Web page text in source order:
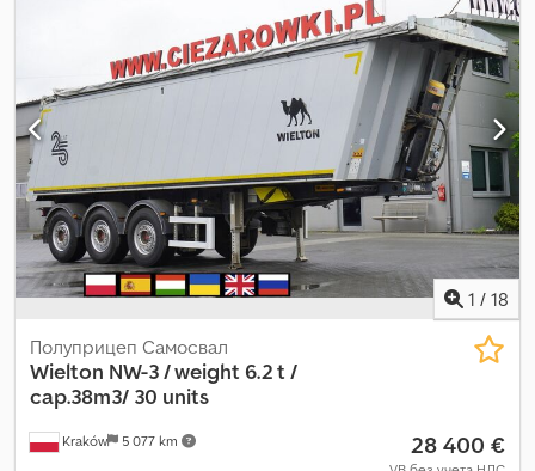
воздух, Год выпуска:2024,
ABS , Wielton NW-3 / масса 6,2 т / объём 38 м³ /
электропривод крыши / тефлоновое покрытие / 50 прицепов,
2024 г. Технические характеристики Полная масса 36 000 кг
Масса 6200 кг Грузоподъёмность 29 800 кг Объём 38 м³
Алюминиевый кузов с внутренними размерами: Длина 8,0 м
Ширина 2,5 м Высота 1,9 м Электропривод складывания тента
с дистанционным управлением (стоимость около 5000 евро)
Тефлоновые вставки Quick Silver на днище и боковинах
кузова (стоимость 6000 евро) Dwjdpszmv R Nofx Apbsa ABS
Дисковые тормоза Алюминиевые оси Оси SAF Алюминиевые
опоры прицепа Пневмоподвеска Мы предлагаем 50
одинаковых прицепов. Новый прицеп стоил 45 000 евро.
1 / 18
Kraków 5 077 km
Полуприцеп Самосвал
Wielton NW-3 / weight 6.2 t /
cap.38m3/ 30 units
28 400 €